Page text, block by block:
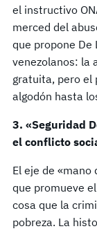
el instructivo
merced del
que propone De
venezolanos: la
gratuita, pero el
algodón hasta
3. «Seguridad
el conflicto
El eje de
que promueve
cosa que la
pobreza. La